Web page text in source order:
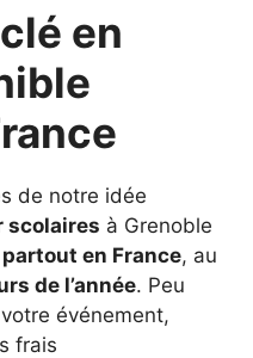
en
de notre idée
scolaires à Grenoble
en France, au
de l’année. Peu
événement,
frais